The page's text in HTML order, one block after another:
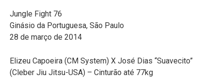
Jungle Fight 76
Ginásio da Portuguesa, São Paulo
28 de março de 2014
Elizeu Capoeira (CM System) X José Dias “Suavecito”
(Cleber Jiu Jitsu-USA) – Cinturão até 77kg